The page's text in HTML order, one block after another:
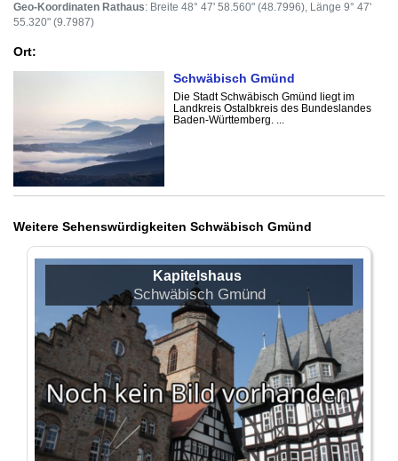
Geo-Koordinaten Rathaus: Breite 48° 47' 58.560" (48.7996), Länge 9° 47'
55.320" (9.7987)
Ort:
Schwäbisch Gmünd
Die Stadt Schwäbisch Gmünd liegt im
Landkreis Ostalbkreis des Bundeslandes
Baden-Württemberg. ...
Weitere Sehenswürdigkeiten Schwäbisch Gmünd
Kapitelshaus
Schwäbisch Gmünd